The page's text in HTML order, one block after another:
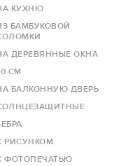
КУХНЮ
БАМБУКОВОЙ
ДЕРЕВЯННЫЕ ОКНА
СМ
БАЛКОННУЮ ДВЕРЬ
РИСУНКОМ
ФОТОПЕЧАТЬЮ